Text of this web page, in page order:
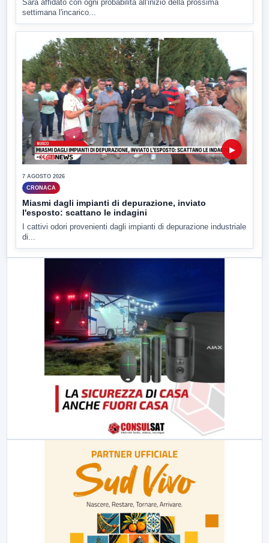
Sarà affidato con ogni probabilità all'inizio della prossima
settimana l'incarico...
▶
7 AGOSTO 2026
CRONACA
Miasmi dagli impianti di depurazione, inviato
l'esposto: scattano le indagini
I cattivi odori provenienti dagli impianti di depurazione industriale
di...